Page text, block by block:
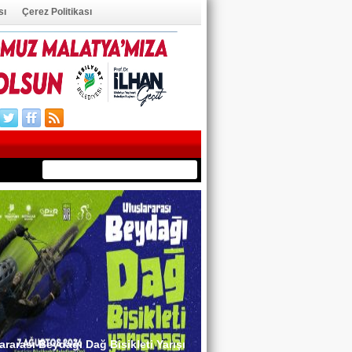
Çerez Politikası
Beydağı Dağ Bisikleti Yarışı